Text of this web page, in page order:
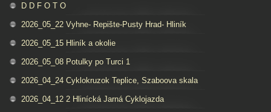
D D F O T O
2026_05_22 Vyhne- Repište-Pusty Hrad- Hliník
2026_05_15 Hliník a okolie
2026_05_08 Potulky po Turci 1
2026_04_24 Cyklokruzok Teplice, Szaboova skala
2026_04_12 2 Hlinícká Jarná Cyklojazda